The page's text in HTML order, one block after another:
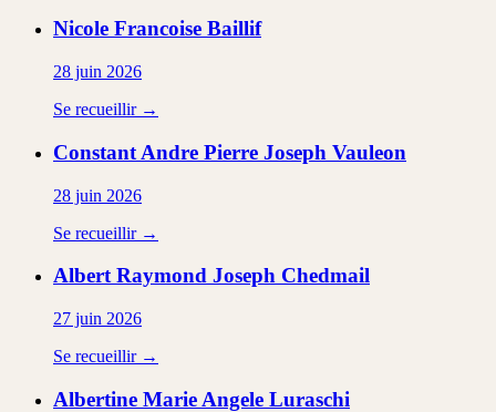
Nicole Francoise Baillif
28 juin 2026
Se recueillir →
Constant Andre Pierre Joseph Vauleon
28 juin 2026
Se recueillir →
Albert Raymond Joseph Chedmail
27 juin 2026
Se recueillir →
Albertine Marie Angele Luraschi